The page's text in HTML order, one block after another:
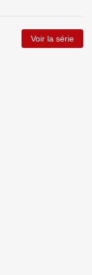
Voir la série